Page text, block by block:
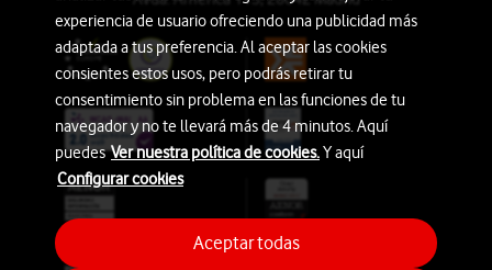
experiencia de usuario ofreciendo una publicidad más
adaptada a tus preferencia. Al aceptar las cookies
consientes estos usos, pero podrás retirar tu
consentimiento sin problema en las funciones de tu
navegador y no te llevará más de 4 minutos. Aquí
puedesVer nuestra política de cookies.Y aquí
Configurar cookies
Aceptar todas